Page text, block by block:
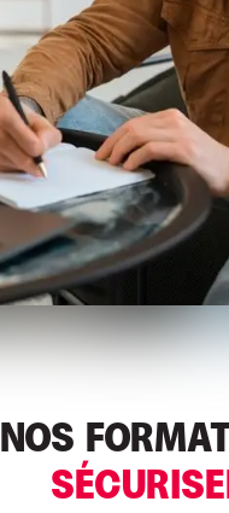
NOS